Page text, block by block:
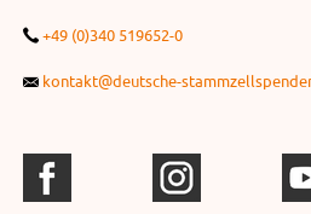
+49 (0)340 519652-0
kontakt@deutsche-